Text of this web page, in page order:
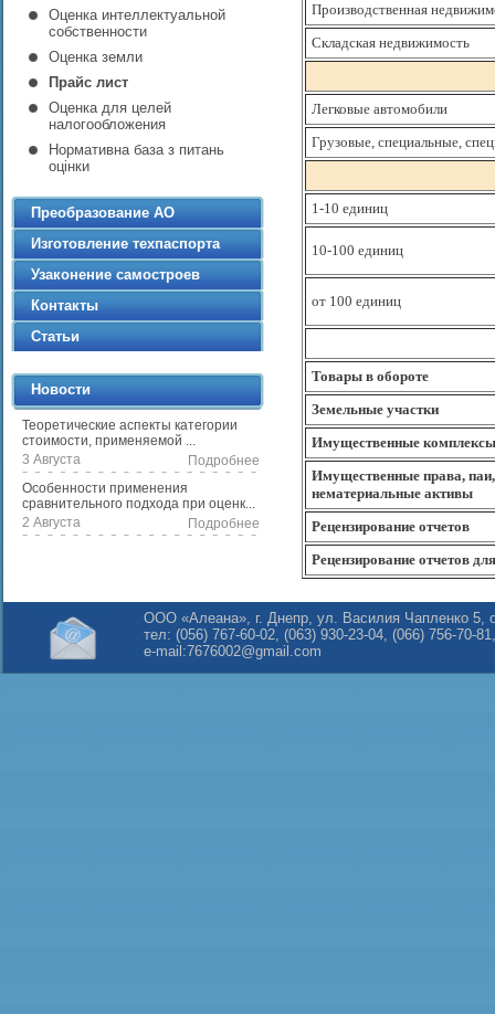
Оценка интеллектуальной
собственности
Оценка земли
Прайс лист
Оценка для целей
налогообложения
Нормативна база з питань
оцінки
Преобразование АО
Изготовление техпаспорта
Узаконение самостроев
Контакты
Статьи
Новости
Теоретические аспекты категории
стоимости, применяемой ...
Подробнее
3 Августа
Особенности применения
сравнительного подхода при оценк...
Подробнее
2 Августа
Производственная
Складская недвижимость
Легковые автомобили
Грузовые, специальные,
1-10 единиц
10-100 единиц
от 100 единиц
Товары в обороте
Земельные участки
Имущественные комплексы
Имущественные права,
нематериальные активы
Рецензирование отчетов
Рецензирование отчетов
ООО «Алеана», г. Днепр, ул. Василия Чапленко 5,
тел: (056) 767-60-02, (063) 930-23-04, (066) 756-70-
e-mail:7676002@gmail.com